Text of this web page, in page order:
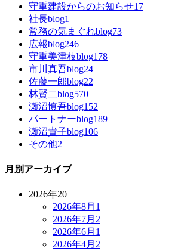
守重建設からのお知らせ17
社長blog1
常務の気まぐれblog73
広報blog246
守重美津枝blog178
市川真吾blog24
佐藤一郎blog22
林賢二blog570
瀬沼慎吾blog152
パートナーblog189
瀬沼貴子blog106
その他2
月別アーカイブ
2026年20
2026年8月 1
2026年7月 2
2026年6月 1
2026年4月 2